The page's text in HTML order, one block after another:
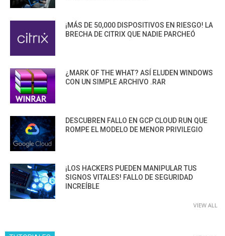
¡MÁS DE 50,000 DISPOSITIVOS EN RIESGO! LA
BRECHA DE CITRIX QUE NADIE PARCHEÓ
¿MARK OF THE WHAT? ASÍ ELUDEN WINDOWS
CON UN SIMPLE ARCHIVO .RAR
DESCUBREN FALLO EN GCP CLOUD RUN QUE
ROMPE EL MODELO DE MENOR PRIVILEGIO
¡LOS HACKERS PUEDEN MANIPULAR TUS
SIGNOS VITALES! FALLO DE SEGURIDAD
INCREÍBLE
VIEW ALL